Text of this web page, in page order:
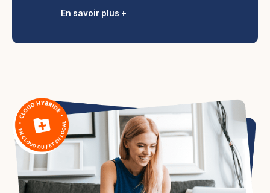
En savoir plus +